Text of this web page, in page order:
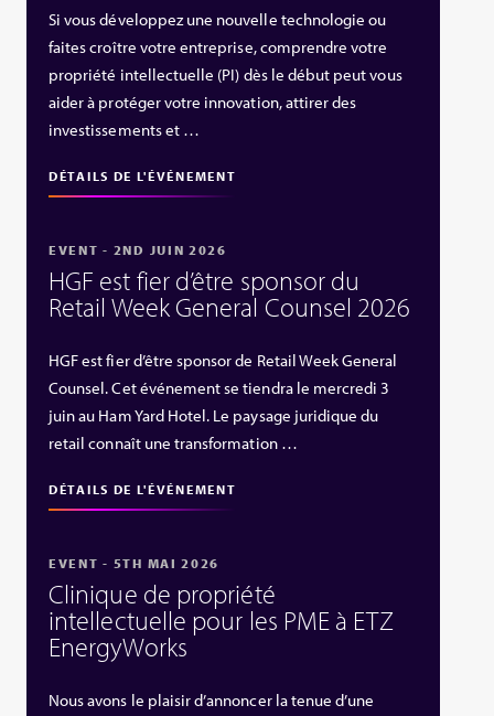
Si vous développez une nouvelle technologie ou
faites croître votre entreprise, comprendre votre
propriété intellectuelle (PI) dès le début peut vous
aider à protéger votre innovation, attirer des
investissements et …
DÉTAILS DE L'ÉVÉNEMENT
EVENT - 2ND JUIN 2026
HGF est fier d’être sponsor du
Retail Week General Counsel 2026
HGF est fier d’être sponsor de Retail Week General
Counsel. Cet événement se tiendra le mercredi 3
juin au Ham Yard Hotel. Le paysage juridique du
retail connaît une transformation …
DÉTAILS DE L'ÉVÉNEMENT
EVENT - 5TH MAI 2026
Clinique de propriété
intellectuelle pour les PME à ETZ
EnergyWorks
Nous avons le plaisir d’annoncer la tenue d’une